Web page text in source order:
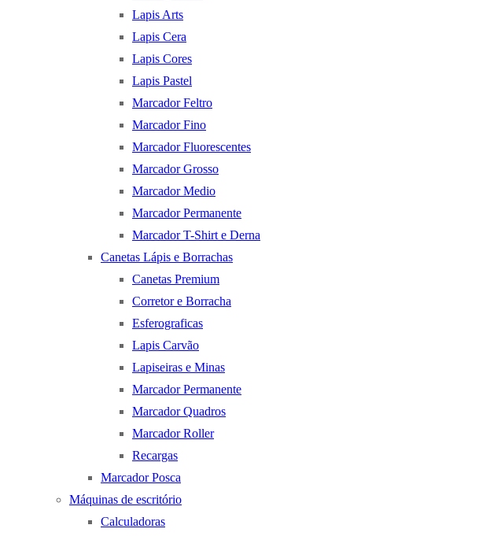
Lapis Arts
Lapis Cera
Lapis Cores
Lapis Pastel
Marcador Feltro
Marcador Fino
Marcador Fluorescentes
Marcador Grosso
Marcador Medio
Marcador Permanente
Marcador T-Shirt e Derna
Canetas Lápis e Borrachas
Canetas Premium
Corretor e Borracha
Esferograficas
Lapis Carvão
Lapiseiras e Minas
Marcador Permanente
Marcador Quadros
Marcador Roller
Recargas
Marcador Posca
Máquinas de escritório
Calculadoras